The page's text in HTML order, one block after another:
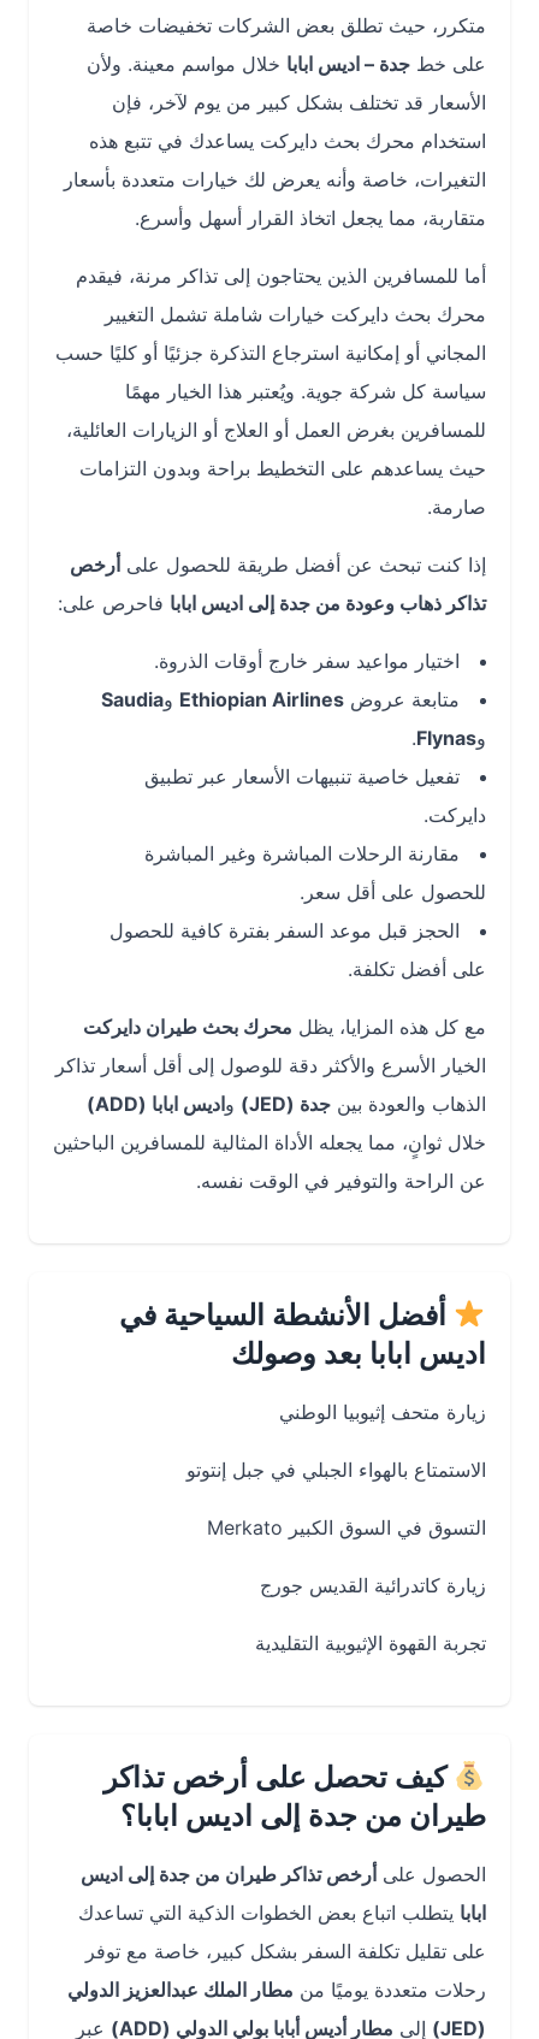
متكرر، حيث تطلق بعض الشركات تخفيضات خاصة
على خط جدة – اديس اباباخلال مواسم معينة. ولأن
الأسعار قد تختلف بشكل كبير من يوم لآخر، فإن
استخدام محرك بحث دايركت يساعدك في تتبع هذه
التغيرات، خاصة وأنه يعرض لك خيارات متعددة بأسعار
متقاربة، مما يجعل اتخاذ القرار أسهل وأسرع.
أما للمسافرين الذين يحتاجون إلى تذاكر مرنة، فيقدم
محرك بحث دايركت خيارات شاملة تشمل التغيير
المجاني أو إمكانية استرجاع التذكرة جزئيًا أو كليًا حسب
سياسة كل شركة جوية. ويُعتبر هذا الخيار مهمًا
للمسافرين بغرض العمل أو العلاج أو الزيارات العائلية،
حيث يساعدهم على التخطيط براحة وبدون التزامات
صارمة.
إذا كنت تبحث عن أفضل طريقة للحصول علىأرخص
تذاكر ذهاب وعودة من جدة إلى اديس ابابافاحرص على:
اختيار مواعيد سفر خارج أوقات الذروة.
متابعة عروضEthiopian AirlinesوSaudia
Flynas
.
تفعيل خاصية تنبيهات الأسعار عبر تطبيق
دايركت.
مقارنة الرحلات المباشرة وغير المباشرة
للحصول على أقل سعر.
الحجز قبل موعد السفر بفترة كافية للحصول
على أفضل تكلفة.
مع كل هذه المزايا، يظل محرك بحث طيران دايركت
الخيار الأسرع والأكثر دقة للوصول إلى أقل أسعار تذاكر
الذهاب والعودة بينجدة (JED) واديس ابابا (ADD)
خلال ثوانٍ، مما يجعله الأداة المثالية للمسافرين الباحثين
عن الراحة والتوفير في الوقت نفسه.
أفضل الأنشطة السياحية في
اديس ابابا بعد وصولك
زيارة متحف إثيوبيا الوطني
الاستمتاع بالهواء الجبلي في جبل إنتوتو
التسوق في السوق الكبير Merkato
زيارة كاتدرائية القديس جورج
تجربة القهوة الإثيوبية التقليدية
كيف تحصل على أرخص تذاكر
طيران من جدة إلى اديس ابابا؟
الحصول علىأرخص تذاكر طيران من جدة إلى اديس
يتطلب اتباع بعض الخطوات الذكية التي تساعدك
على تقليل تكلفة السفر بشكل كبير، خاصة مع توفر
رحلات متعددة يوميًا منمطار الملك عبدالعزيز الدولي
إلىمطار أديس أبابا بولي الدولي (ADD) عبر